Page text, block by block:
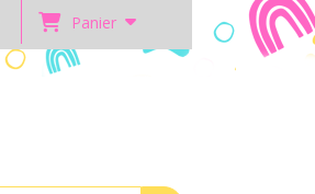
Panier